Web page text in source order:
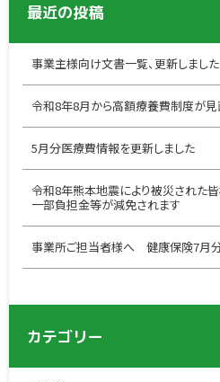
最近の投稿
事業主様向け文書一覧、更新しました
令和8年8月から高額療養費制度が見
5月分医療費情報を更新しました
令和8年熊本地震により被災された
一部負担金等が減免されます
事業所ご担当者様へ 健康保険7月
カテゴリー